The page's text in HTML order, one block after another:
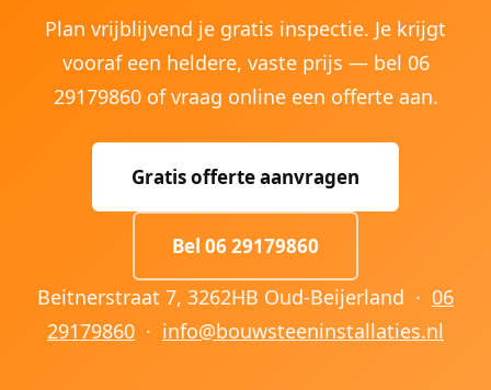
Plan vrijblijvend je gratis inspectie. Je krijgt
vooraf een heldere, vaste prijs — bel 06
29179860 of vraag online een offerte aan.
Gratis offerte aanvragen
Bel 06 29179860
Beitnerstraat 7, 3262HB Oud-Beijerland · 06
29179860 · info@bouwsteeninstallaties.nl